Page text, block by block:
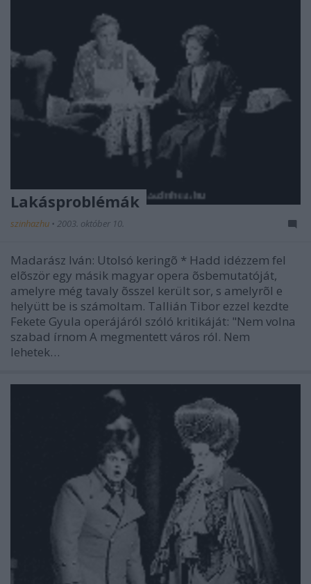
Lakásproblémák
szinhazhu • 2003. október 10.
Madarász Iván: Utolsó keringõ * Hadd idézzem fel
elõször egy másik magyar opera õsbemutatóját,
amelyre még tavaly õsszel került sor, s amelyrõl e
helyütt be is számoltam. Tallián Tibor ezzel kezdte
Fekete Gyula operájáról szóló kritikáját: "Nem volna
szabad írnom A megmentett város ról. Nem
lehetek…